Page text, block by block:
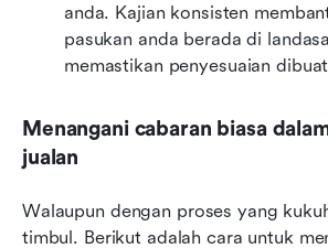
anda. Kajian konsisten
pasukan anda berada di
memastikan penyesuaian
Menangani cabaran biasa
jualan
Walaupun dengan proses yang
timbul. Berikut adalah cara untuk